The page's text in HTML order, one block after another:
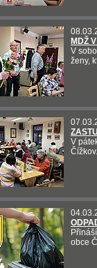
MDŽ
V
ženy,
V
Čížkov.
obce